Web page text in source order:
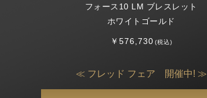
フォース10 LM ブレスレット
ホワイトゴールド
￥576,730(税込)
≪ フレッド フェア 開催中! ≫